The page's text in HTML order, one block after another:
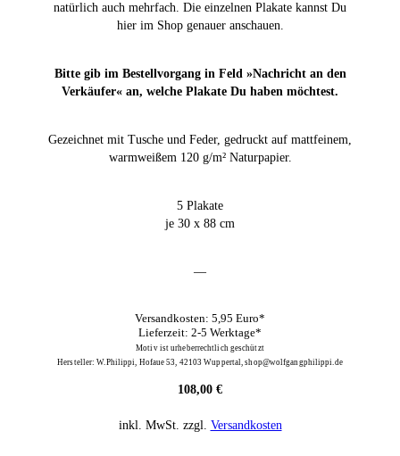
natürlich auch mehrfach. Die einzelnen Plakate kannst Du
hier im Shop genauer anschauen.
Bitte gib im Bestellvorgang in Feld »Nachricht an den
Verkäufer« an, welche Plakate Du haben möchtest.
Gezeichnet mit Tusche und Feder, gedruckt auf mattfeinem,
warmweißem 120 g/m² Naturpapier.
5 Plakate
je 30 x 88 cm
—
Versandkosten: 5,95 Euro*
Lieferzeit: 2-5 Werktage*
Motiv ist urheberrechtlich geschützt
Hersteller: W.Philippi, Hofaue 53, 42103 Wuppertal, shop@wolfgangphilippi.de
108,00 €
inkl. MwSt. zzgl. Versandkosten